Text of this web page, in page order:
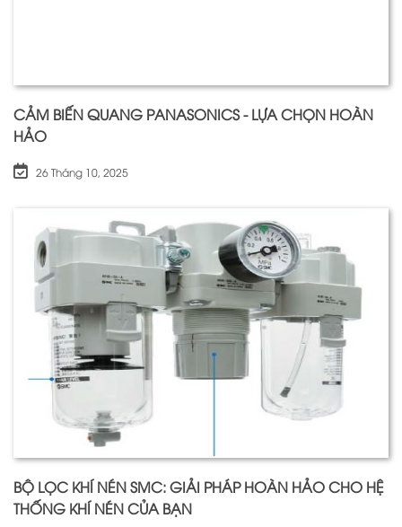
CẢM BIẾN QUANG PANASONICS - LỰA CHỌN HOÀN
HẢO
26 Tháng 10, 2025
BỘ LỌC KHÍ NÉN SMC: GIẢI PHÁP HOÀN HẢO CHO HỆ
THỐNG KHÍ NÉN CỦA BẠN